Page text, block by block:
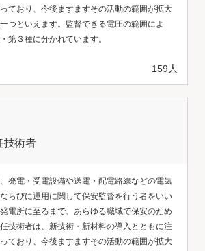
ており、今後ますますその活動の範囲が拡大
つといえます。監督できる電圧の範囲によ
第３種に分かれています。
159人
技術者
発電・受電設備や送電・配電路線などの電気
らびに運用に関して保安監督を行う者をいい
電所に至るまで、あらゆる職域で保安のため
技術者は、新技術・新材料の導入とともに注
ており、今後ますますその活動の範囲が拡大